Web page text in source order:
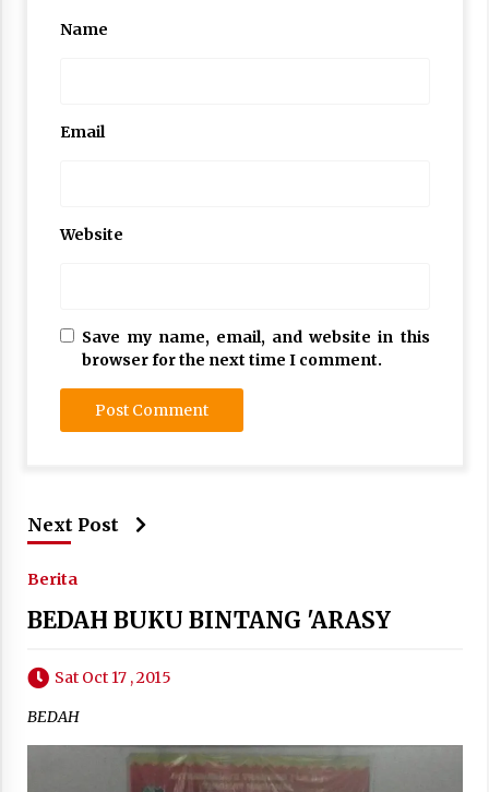
Name
Email
Website
Save my name, email, and website in this
browser for the next time I comment.
Next Post
Berita
BEDAH BUKU BINTANG 'ARASY
Sat Oct 17 , 2015
BEDAH